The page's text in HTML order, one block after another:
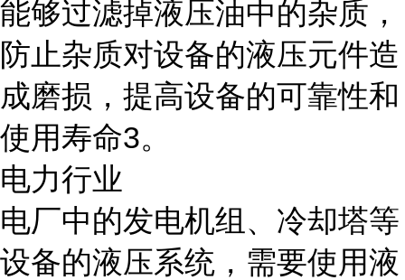
能够过滤掉液压油中的杂质，
防止杂质对设备的液压元件造
成磨损，提高设备的可靠性和
使用寿命3。
电力行业
电厂中的发电机组、冷却塔等
设备的液压系统，需要使用液